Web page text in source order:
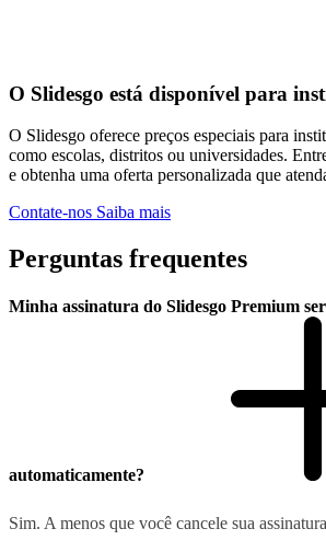
O Slidesgo está disponível para
O Slidesgo oferece preços especiais para
como escolas, distritos ou universidades.
e obtenha uma oferta personalizada que
Contate-nos Saiba mais
Perguntas frequentes
Minha assinatura do Slidesgo Premium
automaticamente?
Sim. A menos que você cancele sua